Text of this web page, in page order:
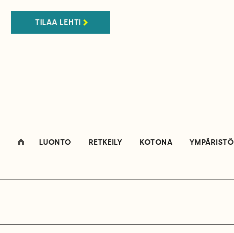
TILAA LEHTI
LUONTO RETKEILY KOTONA YMPÄRISTÖ